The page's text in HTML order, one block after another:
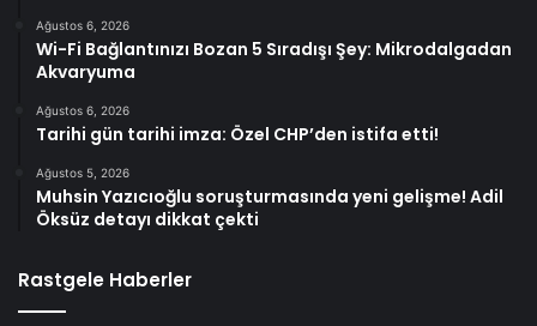
Ağustos 6, 2026
Wi-Fi Bağlantınızı Bozan 5 Sıradışı Şey: Mikrodalgadan
Akvaryuma
Ağustos 6, 2026
Tarihi gün tarihi imza: Özel CHP’den istifa etti!
Ağustos 5, 2026
Muhsin Yazıcıoğlu soruşturmasında yeni gelişme! Adil
Öksüz detayı dikkat çekti
Rastgele Haberler